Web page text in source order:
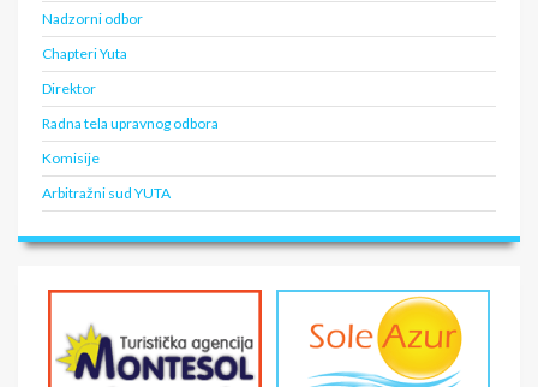
Nadzorni odbor
Chapteri Yuta
Direktor
Radna tela upravnog odbora
Komisije
Arbitražni sud YUTA